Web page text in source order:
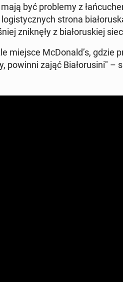
być pro­ble­my z
strona
znik­nę­ły z bia­ło­ru­skiej
miejsce McDo­nald’s, gdzie
powinni zająć Bia­ło­ru­si­ni"